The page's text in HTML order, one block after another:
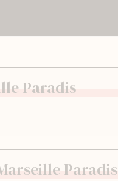
Paradis
Paradis